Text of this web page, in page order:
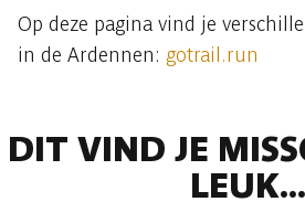
Op deze pagina vind je
in de Ardennen: gotrail.run
DIT VIND JE
LEUK...